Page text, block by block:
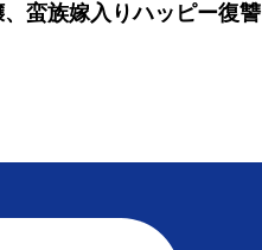
蛮族嫁入りハッピー復讐